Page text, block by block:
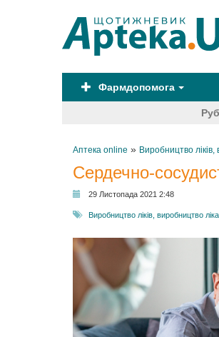
Фармдопомога
Аптека online » Виробництво
Сердечно-
29 Листопада 2021 2:48
Виробництво ліків, виробництво